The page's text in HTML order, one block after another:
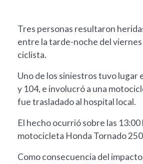
Tres personas resultaron
entre la tarde-noche del
ciclista.
Uno de los siniestros tuvo lugar
y 104, e involucró a una
fue trasladado al hospital local.
El hecho ocurrió sobre las
motocicleta Honda Tornado
Como consecuencia del